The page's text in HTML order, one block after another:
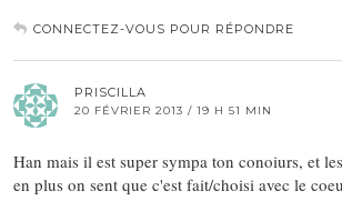
CONNECTEZ-VOUS POUR RÉPONDRE
PRISCILLA
20 FÉVRIER 2013 / 19 H 51 MIN
Han mais il est super sympa ton conoiurs, et
en plus on sent que c'est fait/choisi avec le